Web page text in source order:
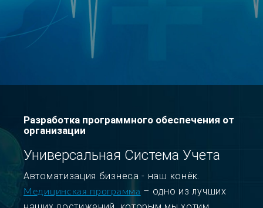
Разработка программного обеспечения от
организации
Универсальная Система Учета
Автоматизация бизнеса - наш конёк.
Медицинская программа – одно из лучших